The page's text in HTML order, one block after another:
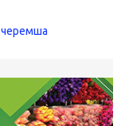
черемша